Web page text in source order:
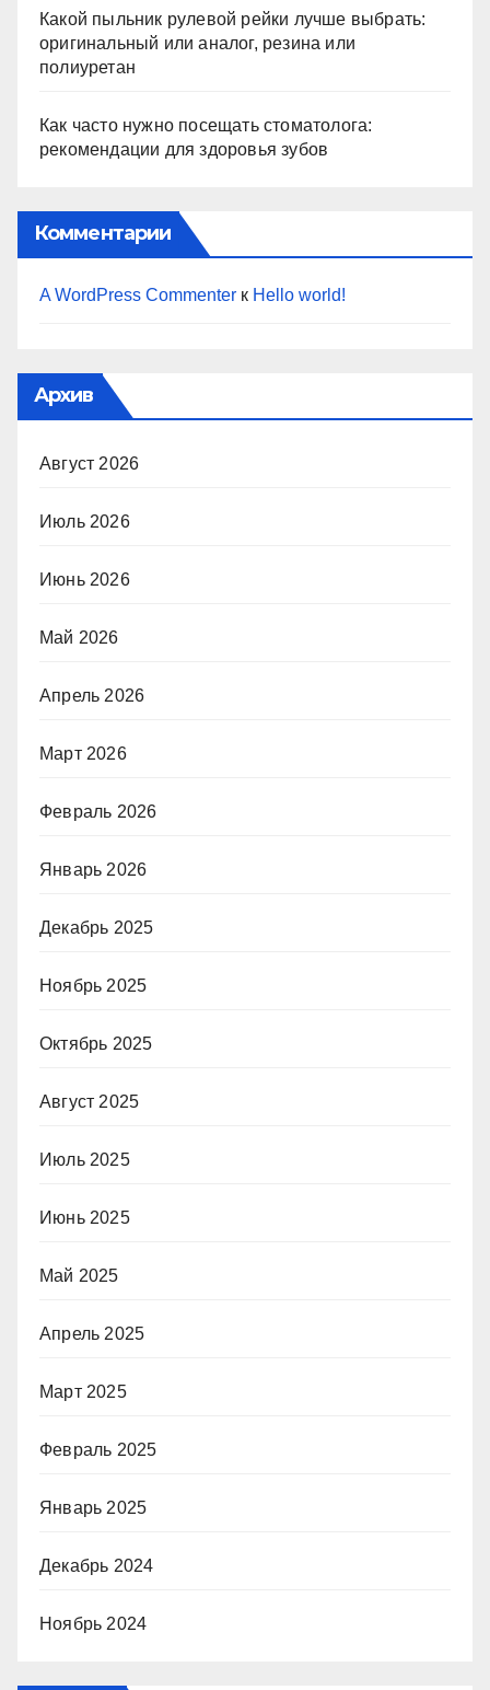
Какой пыльник рулевой рейки лучше выбрать:
оригинальный или аналог, резина или
полиуретан
Как часто нужно посещать стоматолога:
рекомендации для здоровья зубов
Комментарии
A WordPress Commenter к Hello world!
Архив
Август 2026
Июль 2026
Июнь 2026
Май 2026
Апрель 2026
Март 2026
Февраль 2026
Январь 2026
Декабрь 2025
Ноябрь 2025
Октябрь 2025
Август 2025
Июль 2025
Июнь 2025
Май 2025
Апрель 2025
Март 2025
Февраль 2025
Январь 2025
Декабрь 2024
Ноябрь 2024